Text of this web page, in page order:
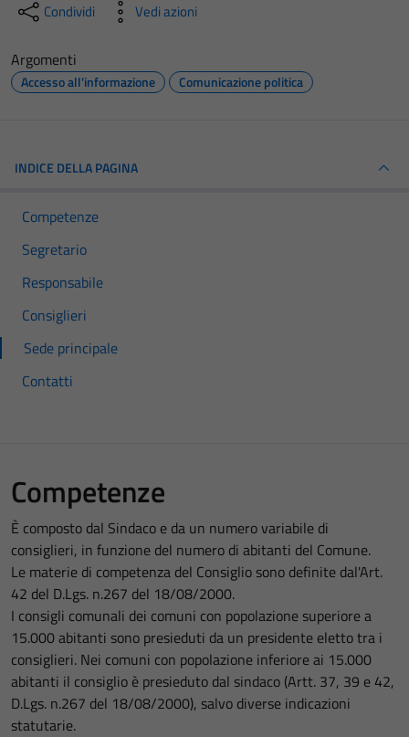
Condividi Vedi azioni
Argomenti
Accesso all'informazione Comunicazione politica
INDICE DELLA PAGINA
Competenze
Segretario
Responsabile
Consiglieri
Sede principale
Contatti
Competenze
È composto dal Sindaco e da un numero variabile di
consiglieri, in funzione del numero di abitanti del Comune.
Le materie di competenza del Consiglio sono definite dal'Art.
42 del D.Lgs. n.267 del 18/08/2000.
I consigli comunali dei comuni con popolazione superiore a
15.000 abitanti sono presieduti da un presidente eletto tra i
consiglieri. Nei comuni con popolazione inferiore ai 15.000
abitanti il consiglio è presieduto dal sindaco (Artt. 37, 39 e 42,
D.Lgs. n.267 del 18/08/2000), salvo diverse indicazioni
statutarie.